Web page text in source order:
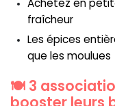
fraîcheur
Les épices
que les moulues
🍽️ 3
booster leurs